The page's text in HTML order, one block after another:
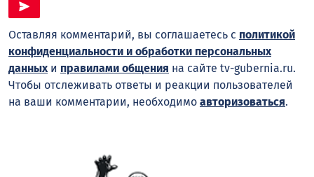
Оставляя комментарий, вы соглашаетесь с политикой
конфиденциальности и обработки персональных
данныхи правилами общения на сайте tv-gubernia.ru.
Чтобы отслеживать ответы и реакции пользователей
на ваши комментарии, необходимо авторизоваться.